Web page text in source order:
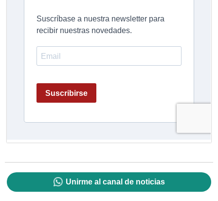
Unirme al canal de noticias